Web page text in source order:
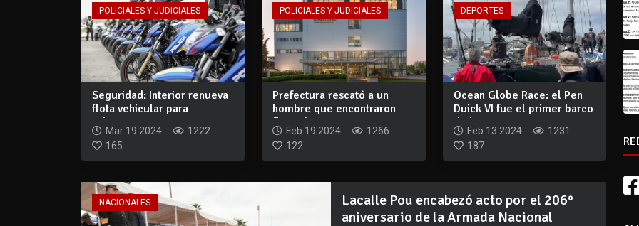
POLICIALES Y JUDICIALES
Seguridad: Interior renueva
flota vehicular para
robustecer...
Mar 19 2024
1222
165
POLICIALES Y JUDICIALES
Prefectura rescató a un
hombre que encontraron
flotando en e...
Feb 19 2024
1266
122
DEPORTES
Ocean Globe Race: el Pen
Duick VI fue el primer barco
de la...
Feb 13 2024
1231
187
NACIONALES
Lacalle Pou encabezó acto por el 206°
aniversario de la Armada Nacional